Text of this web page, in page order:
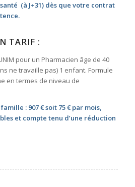
(à J+31) dès que votre contrat
TARIF :
pour un Pharmacien âge de 40
ne travaille pas) 1 enfant. Formule
en termes de niveau de
: 907 € soit 75 € par mois,
et compte tenu d’une réduction